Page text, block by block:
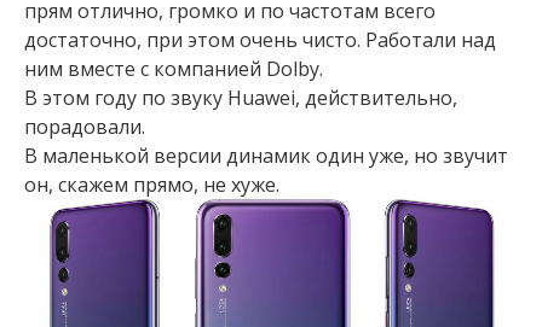
прям отлично, громко и по частотам всего
достаточно, при этом очень чисто. Работали над
ним вместе с компанией Dolby.
В этом году по звуку Huawei, действительно,
порадовали.
В маленькой версии динамик один уже, но звучит
он, скажем прямо, не хуже.